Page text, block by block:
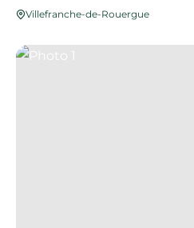
Villefranche-de-Rouergue
Photo 1